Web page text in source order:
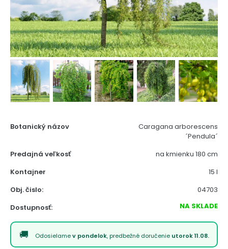
Botanický názov
Caragana arborescens
´Pendula´
Predajná veľkosť
na kmienku 180 cm
Kontajner
15 l
Obj. čislo:
04703
Dostupnosť:
NA SKLADE
Odosielamev pondelok, predbežné doručenie utorok 11.08.